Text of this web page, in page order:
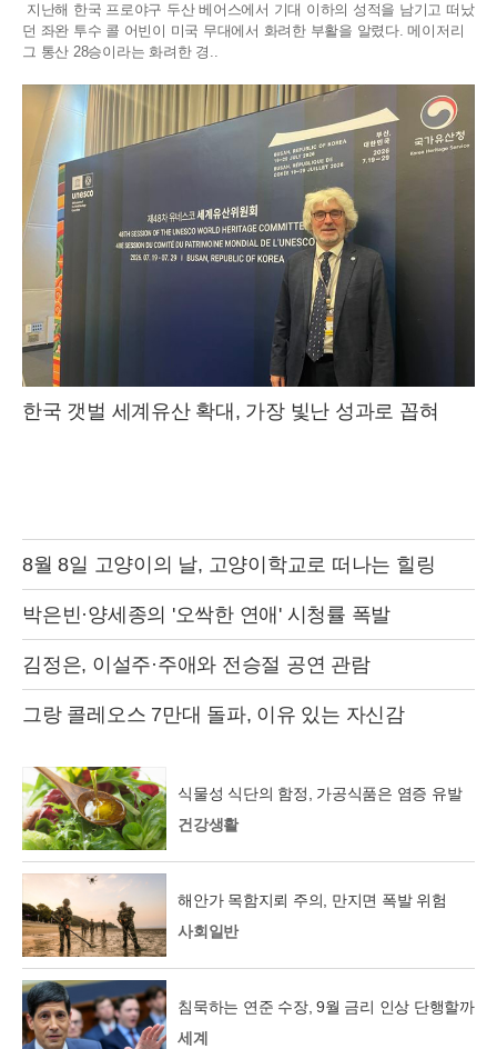
지난해 한국 프로야구 두산 베어스에서 기대 이하의 성적을 남기고 떠났
던 좌완 투수 콜 어빈이 미국 무대에서 화려한 부활을 알렸다. 메이저리
그 통산 28승이라는 화려한 경..
한국 갯벌 세계유산 확대, 가장 빛난 성과로 꼽혀
8월 8일 고양이의 날, 고양이학교로 떠나는 힐링
박은빈·양세종의 '오싹한 연애' 시청률 폭발
김정은, 이설주·주애와 전승절 공연 관람
그랑 콜레오스 7만대 돌파, 이유 있는 자신감
식물성 식단의 함정, 가공식품은 염증 유발
건강생활
해안가 목함지뢰 주의, 만지면 폭발 위험
사회일반
침묵하는 연준 수장, 9월 금리 인상 단행할까
세계